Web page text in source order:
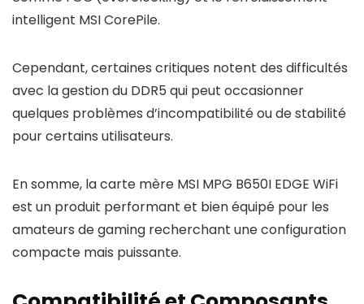
intelligent MSI CorePile.
Cependant, certaines critiques notent des difficultés
avec la gestion du DDR5 qui peut occasionner
quelques problèmes d’incompatibilité ou de stabilité
pour certains utilisateurs.
En somme, la carte mère MSI MPG B650I EDGE WiFi
est un produit performant et bien équipé pour les
amateurs de gaming recherchant une configuration
compacte mais puissante.